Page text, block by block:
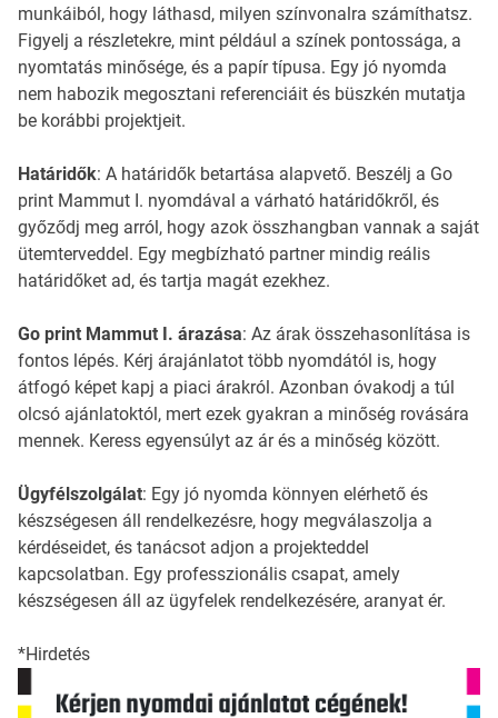
munkáiból, hogy láthasd, milyen színvonalra számíthatsz.
Figyelj a részletekre, mint például a színek pontossága, a
nyomtatás minősége, és a papír típusa. Egy jó nyomda
nem habozik megosztani referenciáit és büszkén mutatja
be korábbi projektjeit.
Határidők: A határidők betartása alapvető. Beszélj a Go
print Mammut I. nyomdával a várható határidőkről, és
győződj meg arról, hogy azok összhangban vannak a saját
ütemterveddel. Egy megbízható partner mindig reális
határidőket ad, és tartja magát ezekhez.
Go print Mammut I. árazása: Az árak összehasonlítása is
fontos lépés. Kérj árajánlatot több nyomdától is, hogy
átfogó képet kapj a piaci árakról. Azonban óvakodj a túl
olcsó ajánlatoktól, mert ezek gyakran a minőség rovására
mennek. Keress egyensúlyt az ár és a minőség között.
Ügyfélszolgálat: Egy jó nyomda könnyen elérhető és
készségesen áll rendelkezésre, hogy megválaszolja a
kérdéseidet, és tanácsot adjon a projekteddel
kapcsolatban. Egy professzionális csapat, amely
készségesen áll az ügyfelek rendelkezésére, aranyat ér.
*Hirdetés